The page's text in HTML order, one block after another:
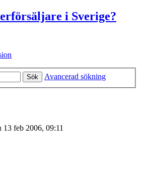
i Sverige?
Sök
Avancerad sökning
13 feb 2006, 09:11